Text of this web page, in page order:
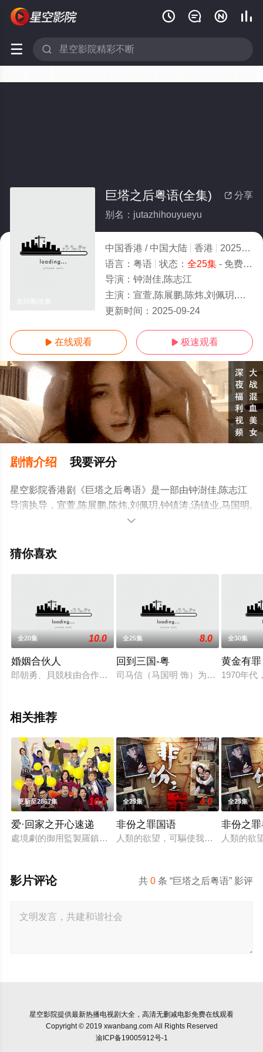
   
 
 分享
巨塔之后粤语(全集)
别名：jutazhihouyueyu
中国香港 / 中国大陆 香港 2025
4.0
语言： 粤语 状态： 全25集- 免费在线播放
导演： 钟澍佳,陈志江
主演： 宣萱,陈展鹏,陈炜,刘佩玥,钟镇涛,汤镇业,马国明,萧正楠,吴若希,张颕康,蒋家旻,陈桢怡,冯皓扬,黄庭锋,康华,谢雪心,吴岱融,
更新时间： 2025-09-24
 在线观看  极速观看
剧情介绍 我要评分
星空影院香港剧《巨塔之后粤语》是一部由钟澍佳,陈志江
导演执导，宣萱,陈展鹏,陈炜,刘佩玥,钟镇涛,汤镇业,马国明,
萧正楠,吴若希,张颕康,蒋家旻,陈桢怡,冯皓扬,黄庭锋,康华,
精彩演绎的中国香港 / 中国大陆电视剧，大结局剧情已揭晓

猜你喜欢
全20集 10.0
婚姻合伙人
郎朝勇、貝競枝由合作經營劏房到開設地產代理公司，再由最
全25集 8.0
回到三国-粤
司马信（马国明 饰）为人吊儿郞当，
全30集
黄金有
1970年代
相关推荐
更新至2867集 10.0
爱·回家之开心速递
處境劇的御用監製羅鎮岳已經準備開拍新一套處境劇，暫定叫
全25集 4.0
非份之罪国语
人類的欲望，可驅使我們超越自我，
全25集
非份之
人類的欲
共0 条 “巨塔之后粤语” 影评
影片评论
星空影院提供最新热播电视剧大全，高清无删减电影免费在线观看
Copyright © 2019 xwanbang.com All Rights Reserved
渝ICP备19005912号-1